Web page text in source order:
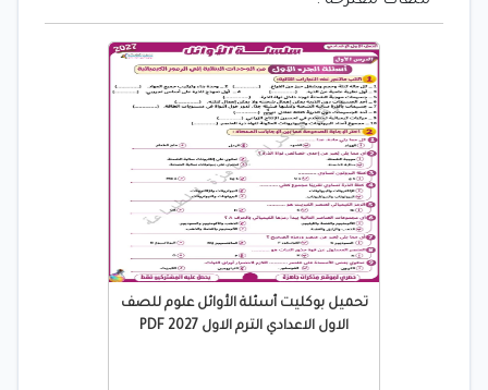
تحميل بوكليت أسئلة الأوائل علوم للصف
الاول الاعدادي الترم الاول 2027 PDF